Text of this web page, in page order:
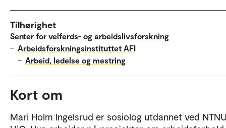
Tilhørighet
Senter for velferds- og arbeidslivsforskning
– Arbeidsforskningsinstituttet AFI
– Arbeid, ledelse og mestring
Kort om
Mari Holm Ingelsrud er sosiolog utdannet ved